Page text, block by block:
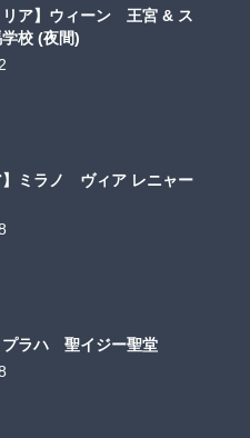
リア】ウィーン 王宮 & ス
校 (夜間)
】ミラノ ヴィア レニャー
プラハ 聖イジー聖堂